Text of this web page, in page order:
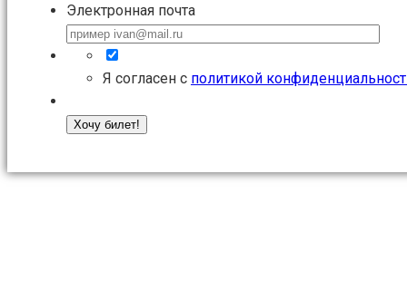
Электронная почта
Я согласен с политикой